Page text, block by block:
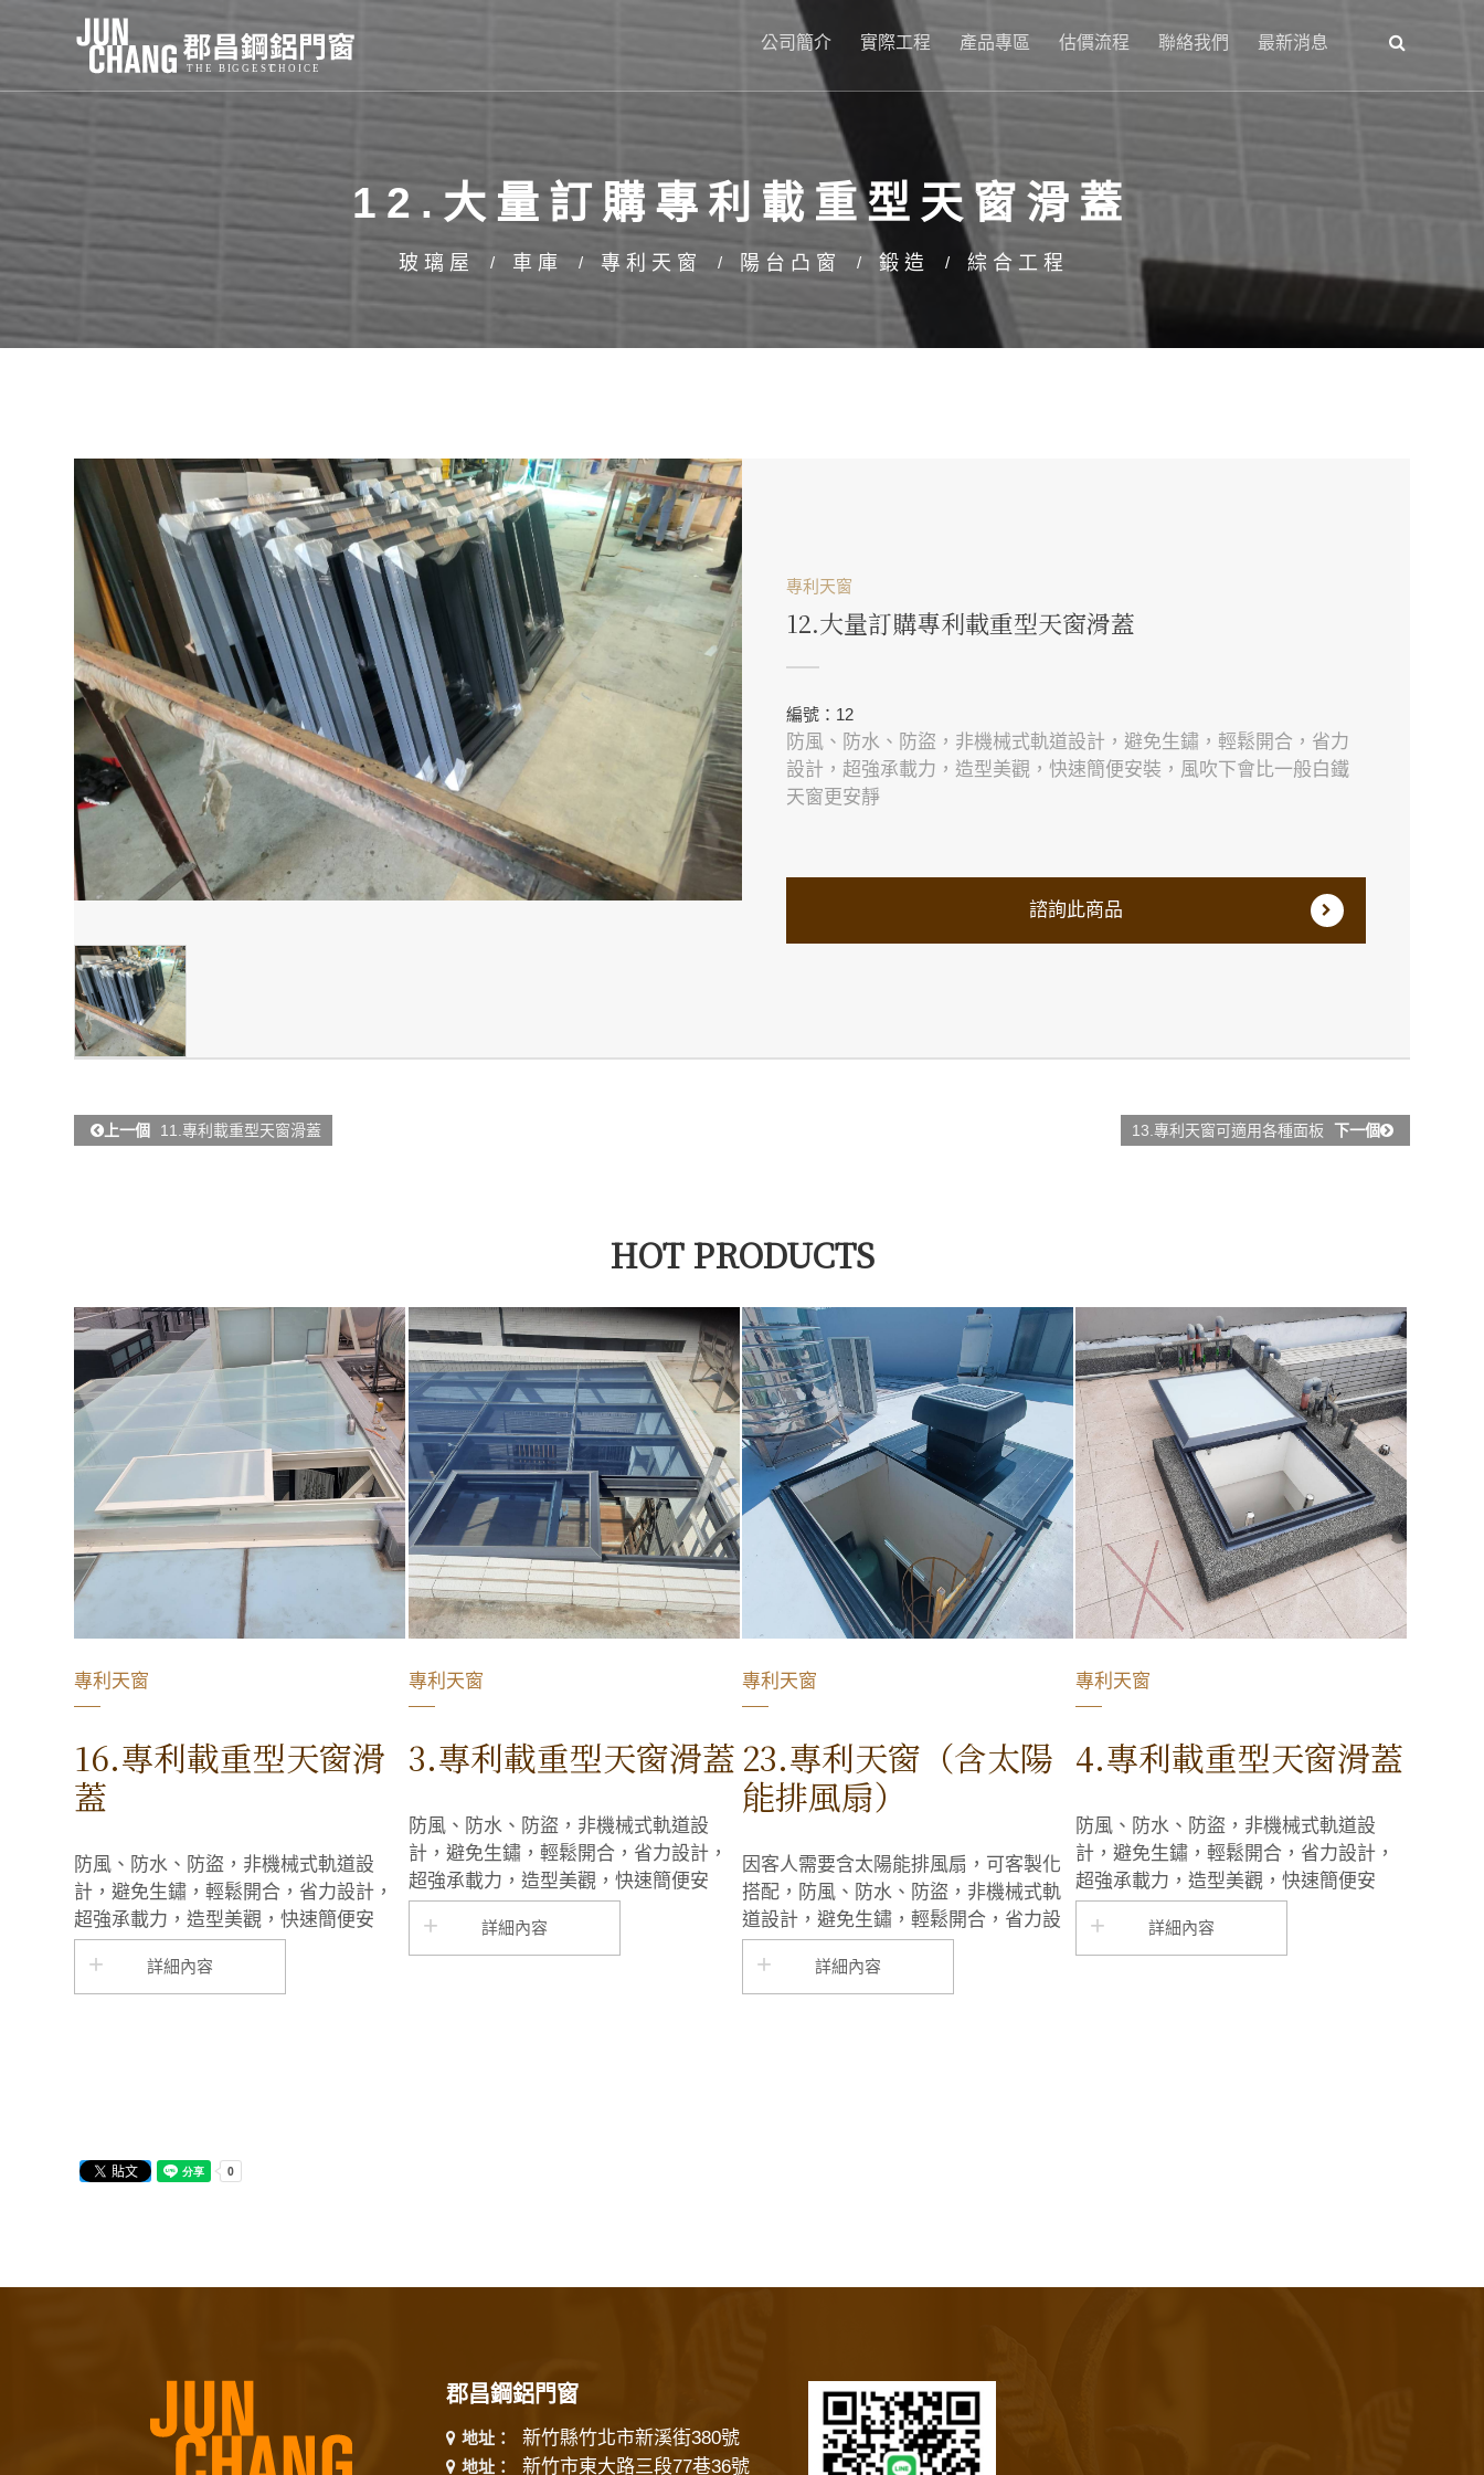
公司簡介 實際工程 產品專區 估價流程 聯絡我們 最新消息
12.大量訂購專利載重型天窗滑蓋
玻璃屋 車庫 專利天窗 陽台凸窗 鍛造 綜合工程
專利天窗
12.大量訂購專利載重型天窗滑蓋
編號：12
防風、防水、防盜，非機械式軌道設計，避免生鏽，輕鬆開合，省力
設計，超強承載力，造型美觀，快速簡便安裝，風吹下會比一般白鐵
天窗更安靜
諮詢此商品
上一個 11.專利載重型天窗滑蓋 13.專利天窗可適用各種面板 下一個
HOT PRODUCTS
專利天窗
16.專利載重型天窗滑
蓋
防風、防水、防盜，非機械式軌道設
計，避免生鏽，輕鬆開合，省力設計，
超強承載力，造型美觀，快速簡便安
裝，風吹下會比一般白鐵天窗更安靜
詳細內容
專利天窗
3.專利載重型天窗滑蓋
防風、防水、防盜，非機械式軌道設
計，避免生鏽，輕鬆開合，省力設計，
超強承載力，造型美觀，快速簡便安
裝，風吹下會比一般白鐵天窗更安靜
詳細內容
專利天窗
23.專利天窗（含太陽
能排風扇）
因客人需要含太陽能排風扇，可客製化
搭配，防風、防水、防盜，非機械式軌
道設計，避免生鏽，輕鬆開合，省力設
計，超強承載力，造型美觀，快速簡便
安裝，風吹下會比一般白鐵天窗更安靜
詳細內容
專利天窗
4.專利載重型天窗滑蓋
防風、防水、防盜，非機械式軌道設
計，避免生鏽，輕鬆開合，省力設計，
超強承載力，造型美觀，快速簡便安
裝，風吹下會比一般白鐵天窗更安靜
詳細內容
郡昌鋼鋁門窗
地址： 新竹縣竹北市新溪街380號
地址： 新竹市東大路三段77巷36號